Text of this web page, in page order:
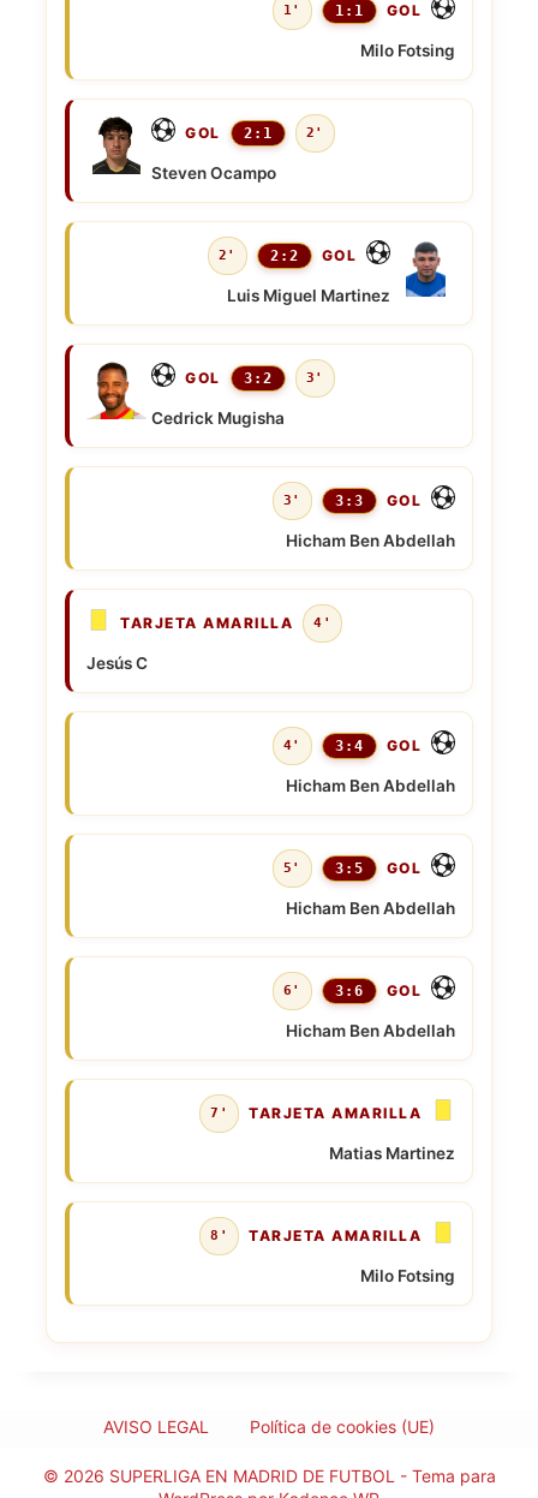
1' 1:1 GOL
Milo Fotsing
GOL 2:1 2'
Steven Ocampo
2' 2:2 GOL
Luis Miguel Martinez
GOL 3:2 3'
Cedrick Mugisha
3' 3:3 GOL
Hicham Ben Abdellah
TARJETA AMARILLA 4'
Jesús C
4' 3:4 GOL
Hicham Ben Abdellah
5' 3:5 GOL
Hicham Ben Abdellah
6' 3:6 GOL
Hicham Ben Abdellah
7' TARJETA AMARILLA
Matias Martinez
8' TARJETA AMARILLA
Milo Fotsing
AVISO LEGAL Política de cookies (UE)
© 2026 SUPERLIGA EN MADRID DE FUTBOL - Tema para